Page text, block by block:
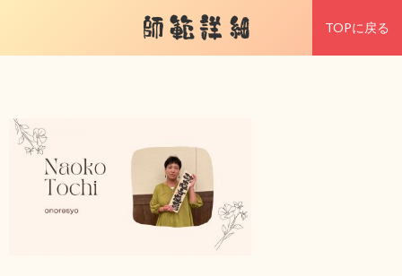
師範詳細 TOPに戻る